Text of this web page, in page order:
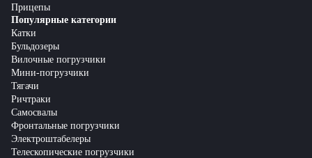
Прицепы
Популярные категории
Катки
Бульдозеры
Вилочные погрузчики
Мини-погрузчики
Тягачи
Ричтраки
Самосвалы
Фронтальные погрузчики
Электроштабелеры
Телескопические погрузчики